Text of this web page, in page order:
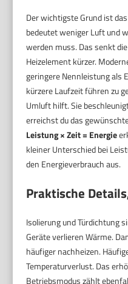
Der wichtigste Grund ist
bedeutet weniger Luft und
werden muss. Das senkt
Heizelement kürzer.
geringere Nennleistung als
kürzere Laufzeit führen zu
Umluft hilft. Sie
erreichst du das
Leistung × Zeit = Energie
kleiner Unterschied bei
den Energieverbrauch aus.
Praktische
Isolierung und Türdichtung
Geräte verlieren Wärme.
häufiger nachheizen.
Temperaturverlust. Das
Betriebsmodus zählt